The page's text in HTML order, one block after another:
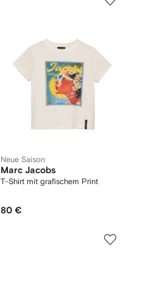
Neue Saison
Marc Jacobs
T-Shirt mit grafischem Print
80 €